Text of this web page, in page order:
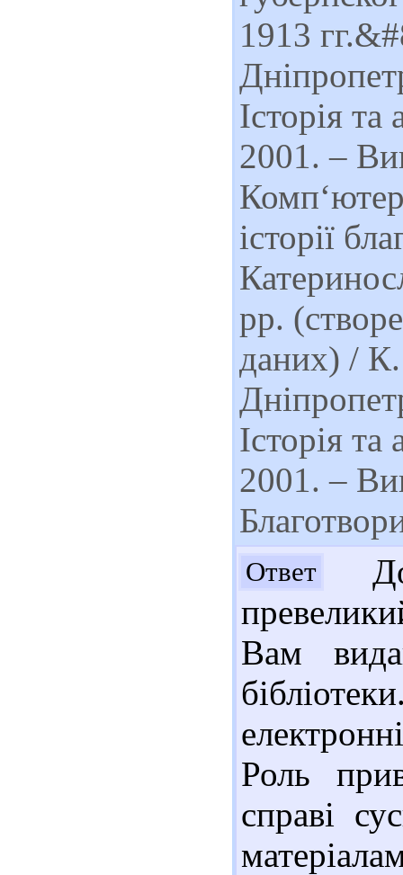
1913
Історія
2001. –
історії
рр.
даних) /
Історія
2001. –
Ответ
Вам
Роль
справі